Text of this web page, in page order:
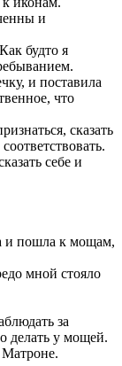
и
будто я
и поставила
что
сказать
себе и
и пошла к мощам,
мной стояло
за
делать у мощей.